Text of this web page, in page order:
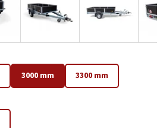
3000 mm 3300 mm